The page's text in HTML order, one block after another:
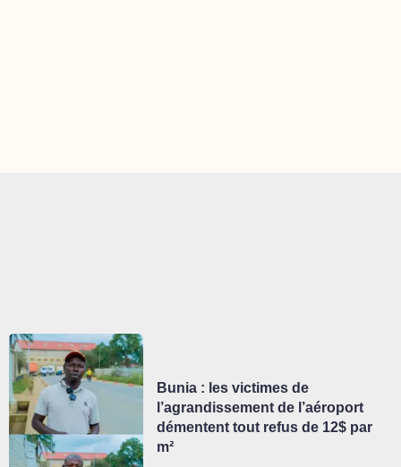
Bunia : les victimes de
l’agrandissement de l’aéroport
démentent tout refus de 12$ par
m²